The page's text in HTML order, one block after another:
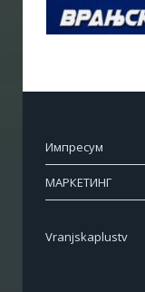
Импресум
МАРКЕТИНГ
Vranjskaplustv